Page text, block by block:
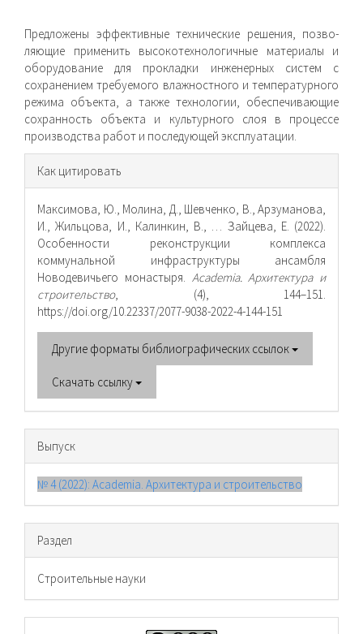
Предложены эффективные технические решения, позво­
ляющие применить высокотехнологичные материалы и
обо­рудование для прокладки инженерных систем с
сохранением требуемого влажностного и температурного
режима объекта, а также технологии, обеспечивающие
сохранность объекта и культурного слоя в процессе
производства работ и последу­ющей эксплуатации.
Информация
о статье
Как цитировать
Максимова, Ю., Молина, Д., Шевченко, В., Арзуманова,
И., Жильцова, И., Калинкин, В., … Зайцева, Е. (2022).
Особенности реконструкции комплекса
коммунальной инфраструктуры ансамбля
Новодевичьего монастыря. Academia. Архитектура и
строительство, (4), 144–151.
https://doi.org/10.22337/2077-9038-2022-4-144-151
Другие форматы библиографических ссылок
Скачать ссылку
Выпуск
№ 4 (2022): Academia. Архитектура и строительство
Раздел
Cтроительные науки